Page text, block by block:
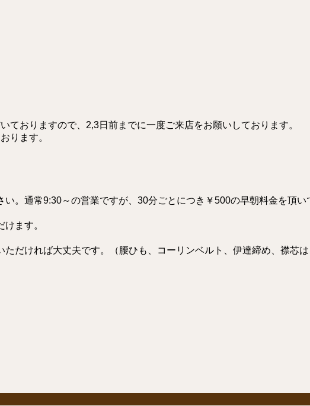
ておりますので、2,3日前までに一度ご来店をお願いしております。
ります。
。通常9:30～の営業ですが、30分ごとにつき￥500の早朝料金を頂い
ます。
だければ大丈夫です。（腰ひも、コーリンベルト、伊達締め、襟芯